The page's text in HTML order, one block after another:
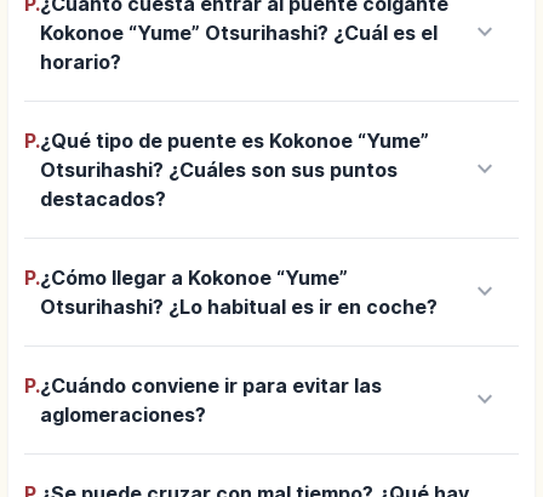
Kokonoe “Yume” Otsurihashi? ¿Cuál es el
horario?
keyboard_arrow_down
P.¿Qué tipo de puente es Kokonoe “Yume”
Otsurihashi? ¿Cuáles son sus puntos
destacados?
keyboard_arrow_down
P.¿Cómo llegar a Kokonoe “Yume”
Otsurihashi? ¿Lo habitual es ir en coche?
keyboard_arrow_down
P.¿Cuándo conviene ir para evitar las
aglomeraciones?
keyboard_arrow_down